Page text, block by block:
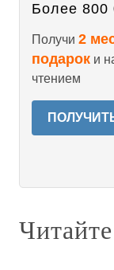
Более 800
Получи 2
подарок и
чтением